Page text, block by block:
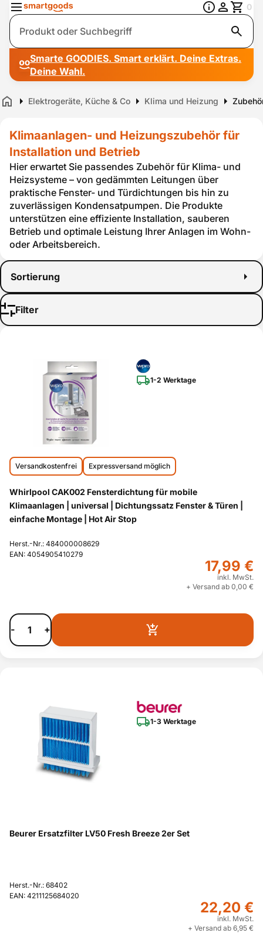
Suche
0
Smarte GOODIES. Smart erklärt. Deine Extras.
Deine Wahl.
Home Elektrogeräte, Küche & Co Klima und Heizung
Sortierung
Filter
Klimaanlagen- und Heizungszubehör für
Installation und Betrieb
Hier erwartet Sie passendes Zubehör für Klima- und
Heizsysteme – von gedämmten Leitungen über
praktische Fenster- und Türdichtungen bis hin zu
zuverlässigen Kondensatpumpen. Die Produkte
unterstützen eine effiziente Installation, sauberen
Betrieb und optimale Leistung Ihrer Anlagen im Wohn-
oder Arbeitsbereich.
1-2 Werktage
Versandkostenfrei Expressversand möglich
Whirlpool CAK002 Fensterdichtung für mobile
Klimaanlagen | universal | Dichtungssatz Fenster & Türen |
einfache Montage | Hot Air Stop
Herst.-Nr.: 484000008629
EAN: 4054905410279
17,99 €
inkl. MwSt.
+ Versand ab 0,00 €
- +
1-3 Werktage
Beurer Ersatzfilter LV50 Fresh Breeze 2er Set
Herst.-Nr.: 68402
EAN: 4211125684020
22,20 €
inkl. MwSt.
+ Versand ab 6,95 €